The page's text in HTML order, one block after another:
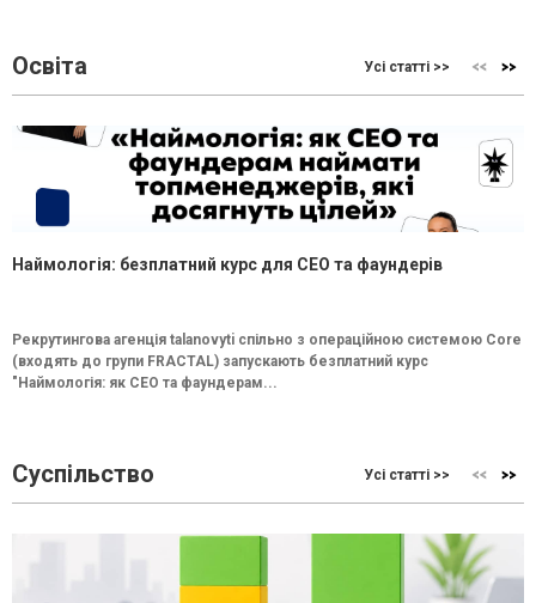
Освіта Усі статті >>
Наймологія: безплатний курс для CEO та фаундерів
Рекрутингова агенція talanovyti спільно з операційною системою Core
(входять до групи FRACTAL) запускають безплатний курс
"Наймологія: як СEO та фаундерам...
Суспільство Усі статті >>